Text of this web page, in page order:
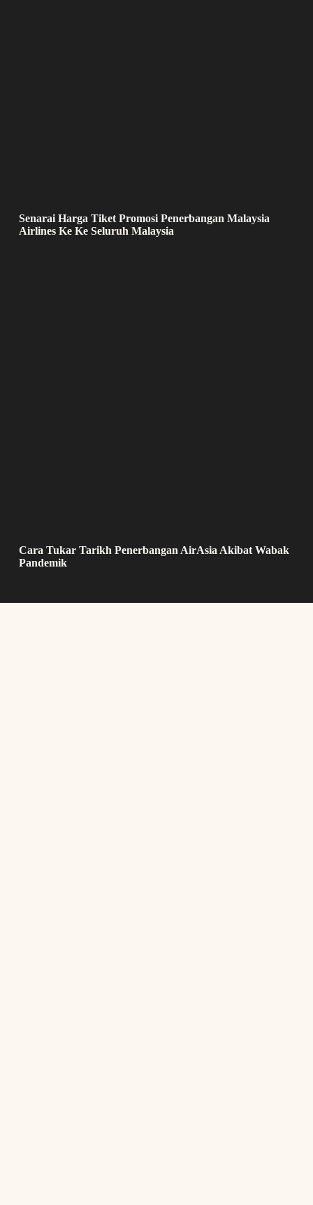
Senarai Harga Tiket Promosi Penerbangan Malaysia
Airlines Ke Ke Seluruh Malaysia
Cara Tukar Tarikh Penerbangan AirAsia Akibat Wabak
Pandemik